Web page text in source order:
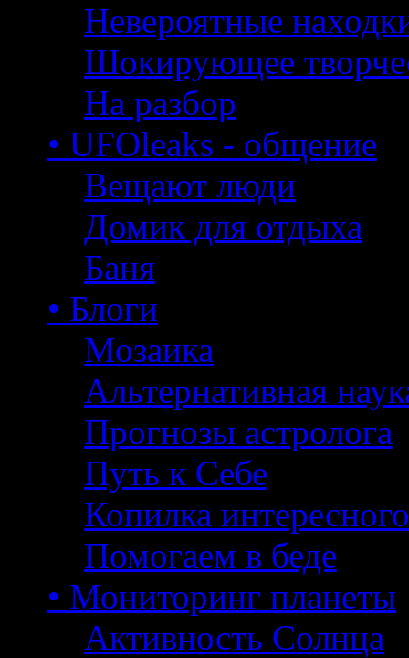
Невероятные
Шокирующее
На разбор
• UFOleaks - общение
Вещают люди
Домик для отдыха
Баня
• Блоги
Мозаика
Альтернативная
Прогнозы астролога
Путь к Себе
Копилка интересного
Помогаем в беде
• Мониторинг планеты
Активность Солнца